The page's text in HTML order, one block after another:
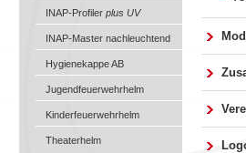
INAP-Profiler plus UV
INAP-Master nachleuchtend
Hygienekappe AB
Jugendfeuerwehrhelm
Kinderfeuerwehrhelm
Theaterhelm